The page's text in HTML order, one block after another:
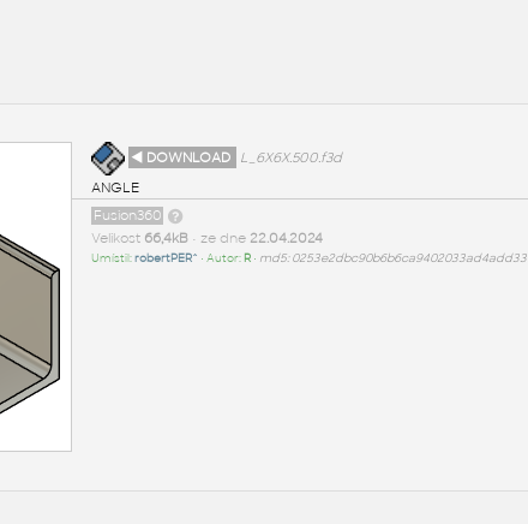
◄ DOWNLOAD
L_6X6X.500.f3d
ANGLE
Fusion360
Velikost 66,4kB• ze dne 22.04.2024
Umístil:robertPER^ • Autor: R• md5: 0253e2dbc90b6b6ca9402033ad4add33